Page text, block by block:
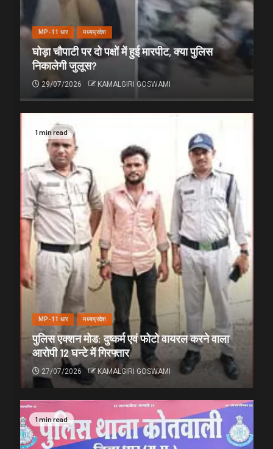
MP-11 धार मध्यप्रदेश
घोड़ा चौपाटी पर दो पक्षों में हुई मारपीट, क्या पुलिस
निकालेगी जुलूस?
29/07/2026 KAMALGIRI GOSWAMI
1 min read
MP-11 धार मध्यप्रदेश
पुलिस एक्शन मोड: दुष्कर्म एवं फोटो वायरल करने वाला
आरोपी 12 घन्टे में गिरफ्तार
27/07/2026 KAMALGIRI GOSWAMI
1 min read